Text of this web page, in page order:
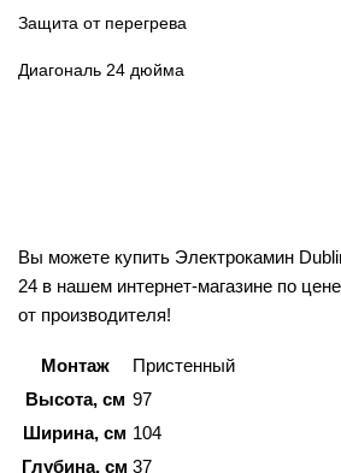
Защита от перегрева
Диагональ 24 дюйма
Вы можете купить Электрокамин
24 в нашем интернет-магазине по
от производителя!
Монтаж
Пристенный
Высота, см 97
Ширина, см 104
Глубина, см 37